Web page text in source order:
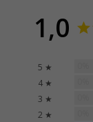
1,0
5 ★
4 ★
3 ★
2 ★